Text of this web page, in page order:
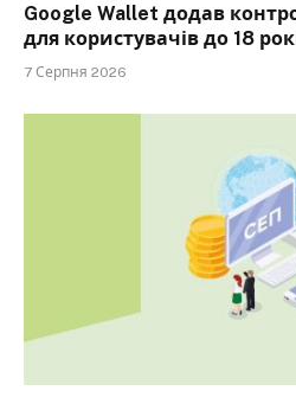
Google Wallet додав
для користувачів до 18
7 Серпня 2026